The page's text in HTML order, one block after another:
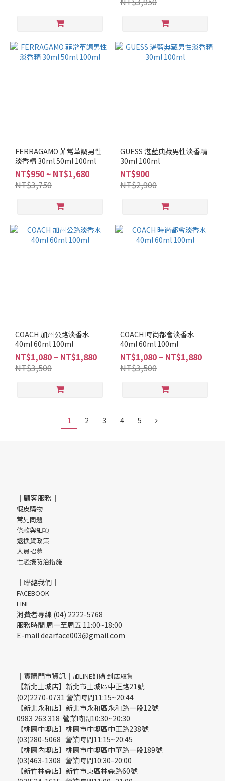
FERRAGAMO 菲常革調男性
淡香精 30ml 50ml 100ml
NT$950 ~ NT$1,680
NT$3,750
GUESS 湛藍典藏男性淡香精
30ml 100ml
NT$900
NT$2,900
COACH 加州公路淡香水
40ml 60ml 100ml
NT$1,080 ~ NT$1,880
NT$3,500
COACH 時尚都會淡香水
40ml 60ml 100ml
NT$1,080 ~ NT$1,880
NT$3,500
1 2 3 4 5
｜顧客服務｜
蝦皮購物
常見問題
條款與細項
退換貨政策
人員招募
性騷擾防治措施
｜聯絡我們｜
FACEBOOK
LINE
消費者專線 (04) 2222-5768
服務時間 周一至周五 11:00~18:00
E-mail dearface003@gmail.com
｜實體門市資訊｜ 加LINE訂購 到店取貨
【新北土城店】新北市土城區中正路21號
(02)2270-0731 營業時間11:15~20:44
【新北永和店】新北市永和區永和路一段12號
0983 263 318 營業時間10:30~20:30
【桃園中壢店】桃園市中壢區中正路238號
(03)280-5068 營業時間11:15~20:45
【桃園內壢店】桃園市中壢區中華路一段189號
(03)463-1308 營業時間10:30-20:00
【新竹林森店】新竹市東區林森路60號